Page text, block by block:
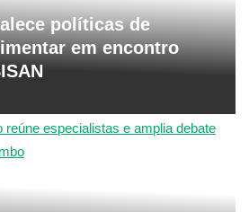
políticas de
em encontro